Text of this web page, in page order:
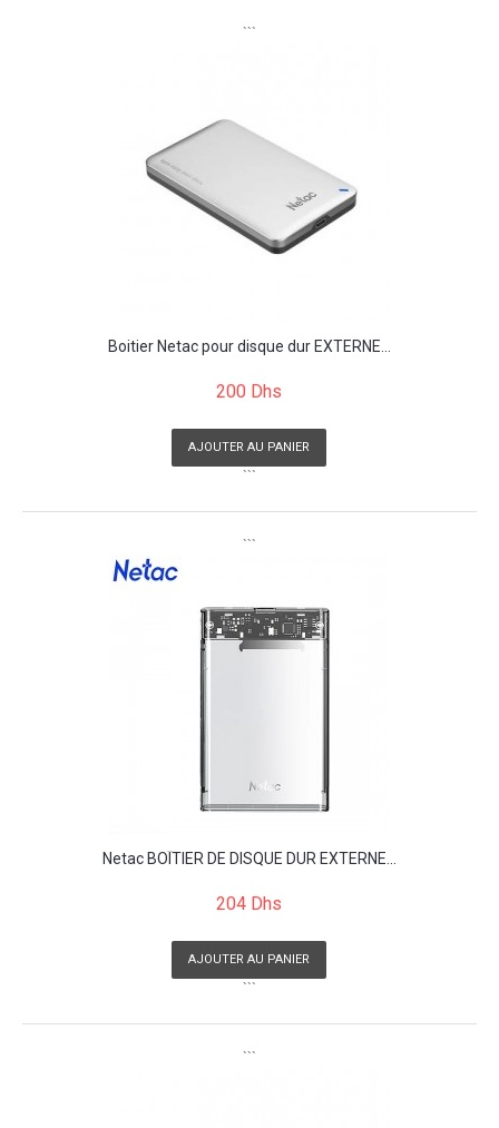
```
Boitier Netac pour disque dur EXTERNE...
200 Dhs
AJOUTER AU PANIER
```
```
Netac BOÎTIER DE DISQUE DUR EXTERNE...
204 Dhs
AJOUTER AU PANIER
```
```